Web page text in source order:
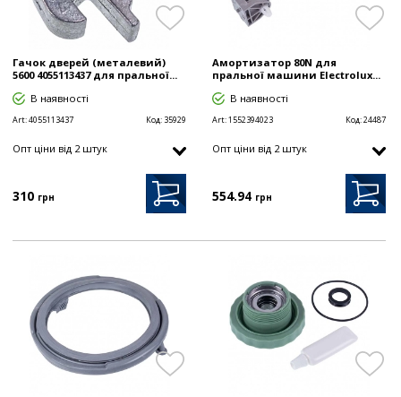
Гачок дверей (металевий)
5600 4055113437 для пральної...
В наявності
Art:4055113437 Код: 35929
Опт цiни від 2 штук
310 грн
Амортизатор 80N для
пральної машини Electrolux...
В наявності
Art:1552394023 Код:24487
Опт цiни від 2 штук
554.94 грн